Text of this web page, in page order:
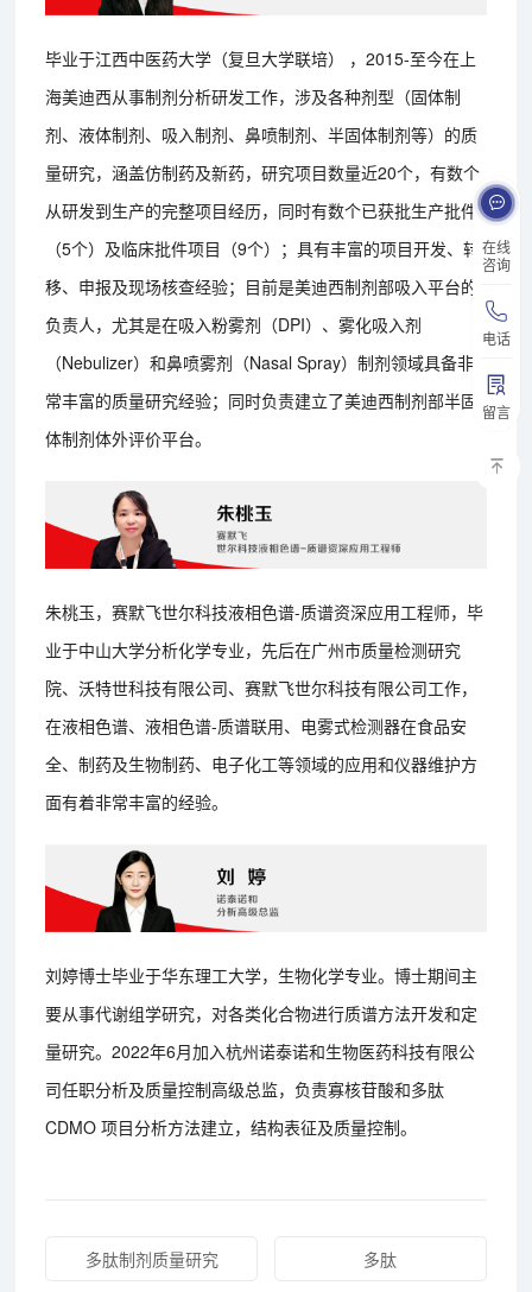
在线
咨询
电话
留言
毕业于江西中医药大学（复旦大学联培） ，2015-至今在上
海美迪西从事制剂分析研发工作，涉及各种剂型（固体制
剂、液体制剂、吸入制剂、鼻喷制剂、半固体制剂等）的质
量研究，涵盖仿制药及新药，研究项目数量近20个，有数个
从研发到生产的完整项目经历，同时有数个已获批生产批件
（5个）及临床批件项目（9个）；具有丰富的项目开发、转
移、申报及现场核查经验；目前是美迪西制剂部吸入平台的
负责人，尤其是在吸入粉雾剂（DPI）、雾化吸入剂
（Nebulizer）和鼻喷雾剂（Nasal Spray）制剂领域具备非
常丰富的质量研究经验；同时负责建立了美迪西制剂部半固
体制剂体外评价平台。
朱桃玉，赛默飞世尔科技液相色谱-质谱资深应用工程师，毕
业于中山大学分析化学专业，先后在广州市质量检测研究
院、沃特世科技有限公司、赛默飞世尔科技有限公司工作，
在液相色谱、液相色谱-质谱联用、电雾式检测器在食品安
全、制药及生物制药、电子化工等领域的应用和仪器维护方
面有着非常丰富的经验。
刘婷博士毕业于华东理工大学，生物化学专业。博士期间主
要从事代谢组学研究，对各类化合物进行质谱方法开发和定
量研究。2022年6月加入杭州诺泰诺和生物医药科技有限公
司任职分析及质量控制高级总监，负责寡核苷酸和多肽
CDMO 项目分析方法建立，结构表征及质量控制。
多肽制剂质量研究 多肽